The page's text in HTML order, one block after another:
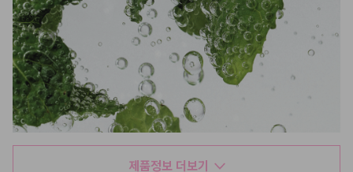
제품정보 더보기